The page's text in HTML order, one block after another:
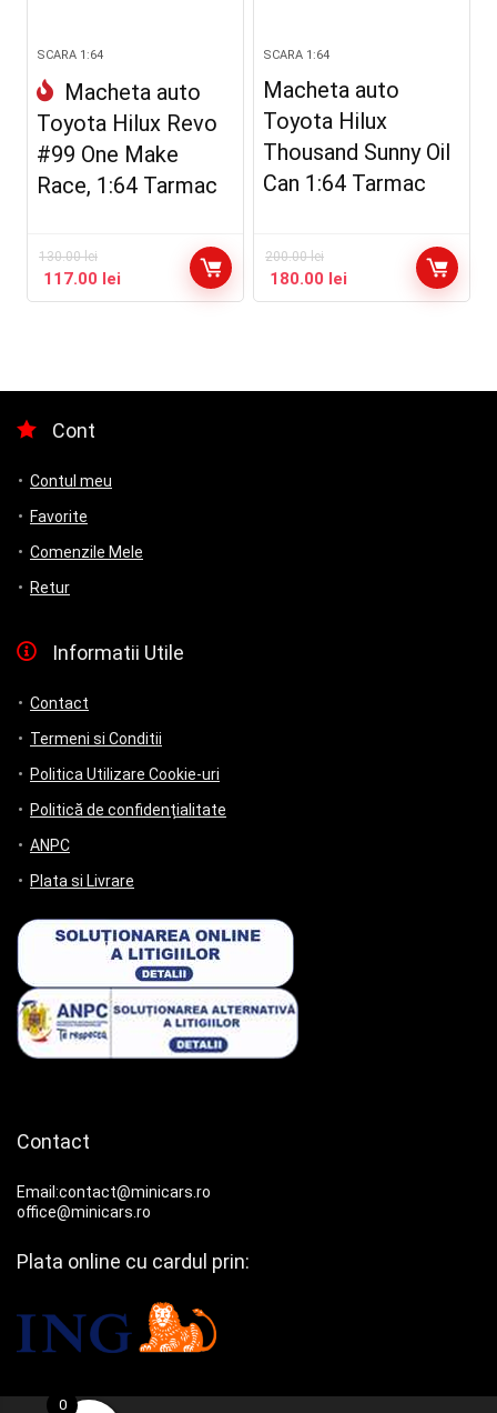
SCARA 1:64
Macheta auto
Toyota Hilux Revo
#99 One Make
Race, 1:64 Tarmac
130.00lei
117.00 lei
SCARA 1:64
Macheta auto
Toyota Hilux
Thousand Sunny Oil
Can 1:64 Tarmac
200.00lei
180.00 lei
Cont
Contul meu
Favorite
Comenzile Mele
Retur
Informatii Utile
Contact
Termeni si Conditii
Politica Utilizare Cookie-uri
Politică de confidențialitate
ANPC
Plata si Livrare
Contact
Email:contact@minicars.ro
office@minicars.ro
Plata online cu cardul prin:
0